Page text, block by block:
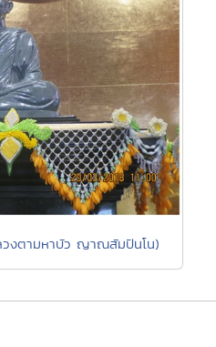
วงตามหาบัว ญาณสัมปันโน)